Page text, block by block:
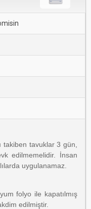
takiben tavuklar 3 gün,
edilmemelidir. İnsan
uygulanamaz.
folyo ile kapatılmış
edilmiştir.